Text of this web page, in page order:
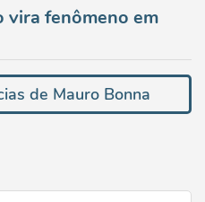
vira fenômeno em
de Mauro Bonna